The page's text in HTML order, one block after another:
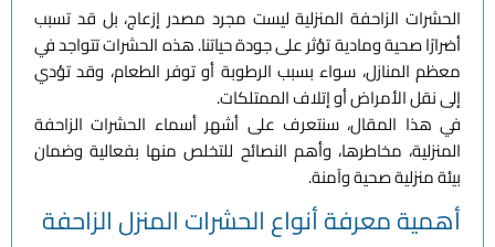
الحشرات الزاحفة المنزلية ليست مجرد مصدر إزعاج، بل قد تسبب
أضرارًا صحية ومادية تؤثر على جودة حياتنا. هذه الحشرات تتواجد في
معظم المنازل، سواء بسبب الرطوبة أو توفر الطعام، وقد تؤدي
إلى نقل الأمراض أو إتلاف الممتلكات.
في هذا المقال، سنتعرف على أشهر أسماء الحشرات الزاحفة
المنزلية، مخاطرها، وأهم النصائح للتخلص منها بفعالية وضمان
بيئة منزلية صحية وآمنة.
أهمية معرفة أنواع الحشرات المنزل الزاحفة